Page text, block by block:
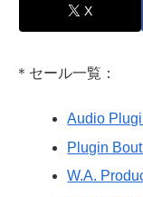
X
＊セール一覧：
Audio
Plugin
W.A.